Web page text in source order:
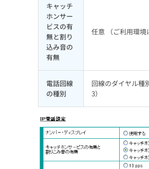
キャッチ
ホンサー
ビスの有
無と割り
込み音の
有無
任意 （ご利用環境
電話回線
の種別
回線のダイヤル種
3）